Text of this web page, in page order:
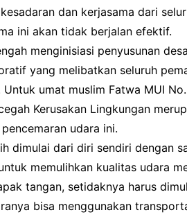
dan kerjasama dari
ini akan tidak berjalan efektif.
menginisiasi penyusunan
yang melibatkan seluruh
umat muslim Fatwa MUI
Kerusakan Lingkungan
udara ini.
dimulai dari diri sendiri dengan
memulihkan kualitas udara
tangan, setidaknya harus
bisa menggunakan